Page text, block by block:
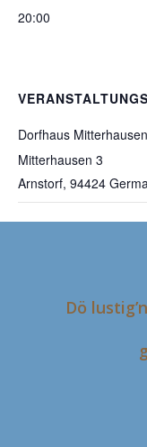
20:00
Dorfhaus Mitterhausen
Mitterhausen 3
Arnstorf, 94424
Dö